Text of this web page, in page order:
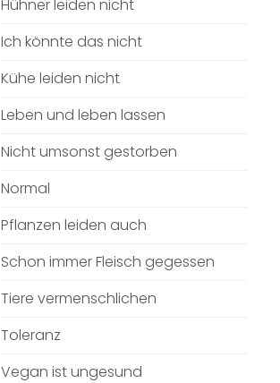
Hühner leiden nicht
Ich könnte das nicht
Kühe leiden nicht
Leben und leben lassen
Nicht umsonst gestorben
Normal
Pflanzen leiden auch
Schon immer Fleisch gegessen
Tiere vermenschlichen
Toleranz
Vegan ist ungesund